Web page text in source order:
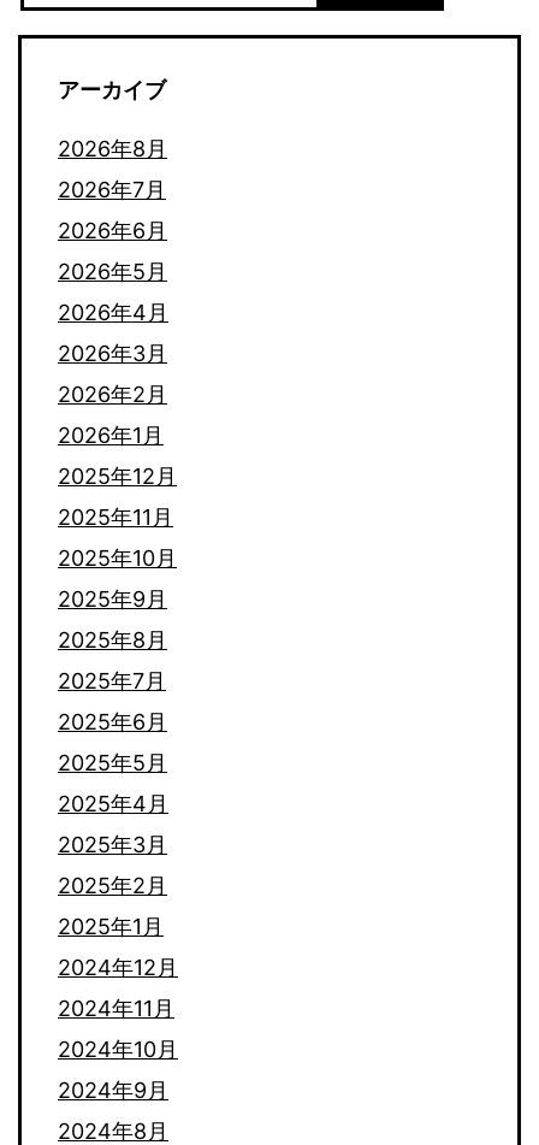
アーカイブ
2026年8月
2026年7月
2026年6月
2026年5月
2026年4月
2026年3月
2026年2月
2026年1月
2025年12月
2025年11月
2025年10月
2025年9月
2025年8月
2025年7月
2025年6月
2025年5月
2025年4月
2025年3月
2025年2月
2025年1月
2024年12月
2024年11月
2024年10月
2024年9月
2024年8月